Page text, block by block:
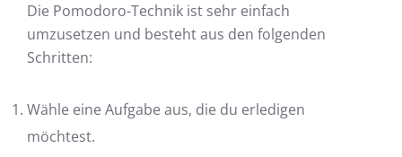
Die Pomodoro-Technik ist sehr einfach
umzusetzen und besteht aus den folgenden
Schritten:
Wähle eine Aufgabe aus, die du erledigen
möchtest.